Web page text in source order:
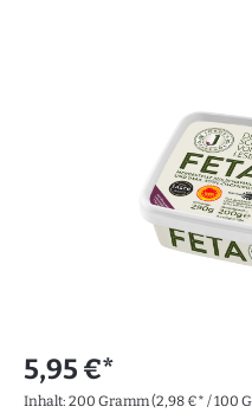
5,95 €*
Inhalt: 200 Gramm(2,98 €* / 100